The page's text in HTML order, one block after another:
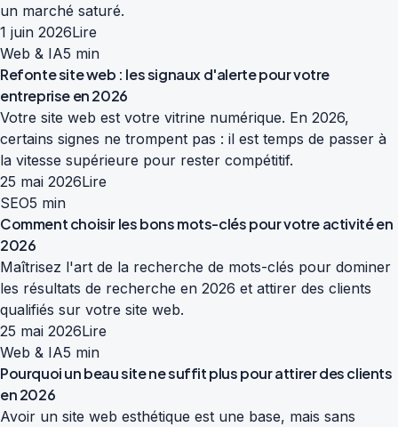
un marché saturé.
1 juin 2026Lire
Web & IA5 min
Refonte site web : les signaux d'alerte pour votre
entreprise en 2026
Votre site web est votre vitrine numérique. En 2026,
certains signes ne trompent pas : il est temps de passer à
la vitesse supérieure pour rester compétitif.
25 mai 2026Lire
SEO5 min
Comment choisir les bons mots-clés pour votre activité en
2026
Maîtrisez l'art de la recherche de mots-clés pour dominer
les résultats de recherche en 2026 et attirer des clients
qualifiés sur votre site web.
25 mai 2026Lire
Web & IA5 min
Pourquoi un beau site ne suffit plus pour attirer des clients
en 2026
Avoir un site web esthétique est une base, mais sans